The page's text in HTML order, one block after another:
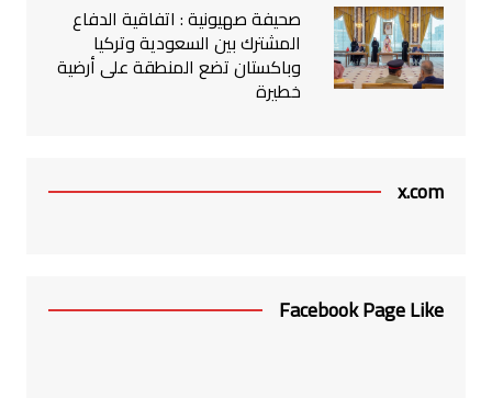
صحيفة صهيونية : اتفاقية الدفاع
المشترك بين السعودية وتركيا
وباكستان تضع المنطقة على أرضية
خطيرة
x.com
Facebook Page Like